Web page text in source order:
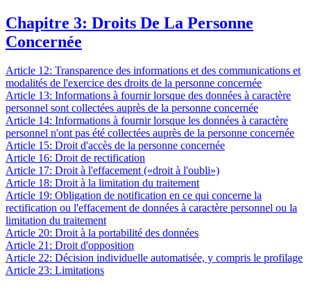
Chapitre 3: Droits De La Personne
Concernée
Article 12: Transparence des informations et des communications et
modalités de l'exercice des droits de la personne concernée
Article 13: Informations à fournir lorsque des données à caractère
personnel sont collectées auprès de la personne concernée
Article 14: Informations à fournir lorsque les données à caractère
personnel n'ont pas été collectées auprès de la personne concernée
Article 15: Droit d'accès de la personne concernée
Article 16: Droit de rectification
Article 17: Droit à l'effacement («droit à l'oubli»)
Article 18: Droit à la limitation du traitement
Article 19: Obligation de notification en ce qui concerne la
rectification ou l'effacement de données à caractère personnel ou la
limitation du traitement
Article 20: Droit à la portabilité des données
Article 21: Droit d'opposition
Article 22: Décision individuelle automatisée, y compris le profilage
Article 23: Limitations